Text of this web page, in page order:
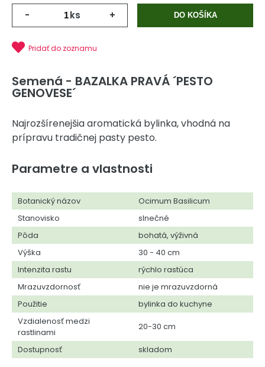
- ks + DO KOŠÍKA
Pridať do zoznamu
Semená - BAZALKA PRAVÁ ´PESTO
GENOVESE´
Najrozšírenejšia aromatická bylinka, vhodná na
prípravu tradičnej pasty pesto.
Parametre a vlastnosti
Botanický názov
Ocimum Basilicum
Stanovisko
slnečné
Pôda
bohatá, výživná
Výška
30 - 40 cm
Intenzita rastu
rýchlo rastúca
Mrazuvzdornosť
nie je mrazuvzdorná
Použitie
bylinka do kuchyne
Vzdialenosť medzi
rastlinami
20-30 cm
Dostupnosť skladom